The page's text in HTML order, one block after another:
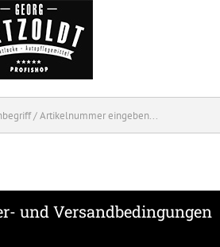
und Versandbedingungen